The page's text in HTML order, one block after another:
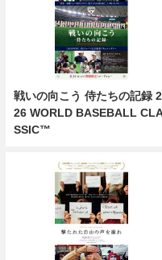
戦いの向こう 侍たちの記録
26 WORLD BASEBALL
SSIC™